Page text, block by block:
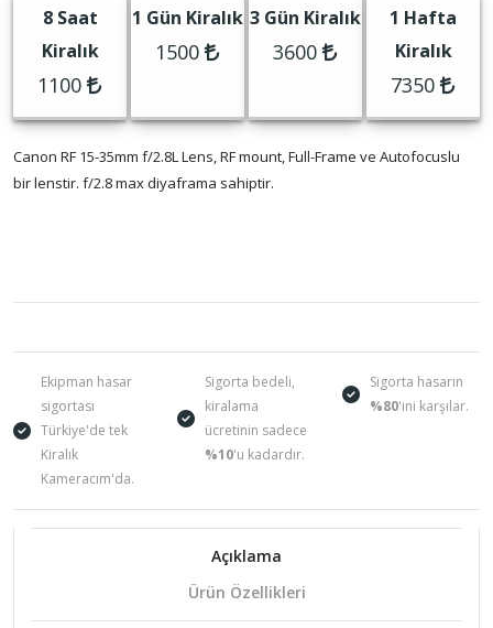
8 Saat
Kiralık
1100
1 Gün Kiralık
1500
3 Gün Kiralık
3600
1 Hafta
Kiralık
7350
Canon RF 15-35mm f/2.8L Lens, RF mount, Full-Frame ve Autofocuslu
bir lenstir. f/2.8 max diyaframa sahiptir.
Ekipman hasar
sigortası
Türkiye'de tek
Kiralık
Kameracım'da.
Sigorta bedeli,
kiralama
ücretinin sadece
%10'u kadardır.
Sigorta hasarın
%80'ini karşılar.
Açıklama
Ürün Özellikleri